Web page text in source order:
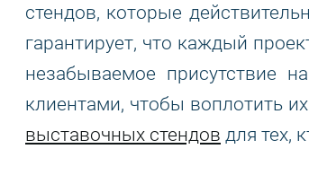
стендов, которые
гарантирует, что каждый
незабываемое присутствие
клиентами, чтобы воплотить
выставочных стендов для тех,